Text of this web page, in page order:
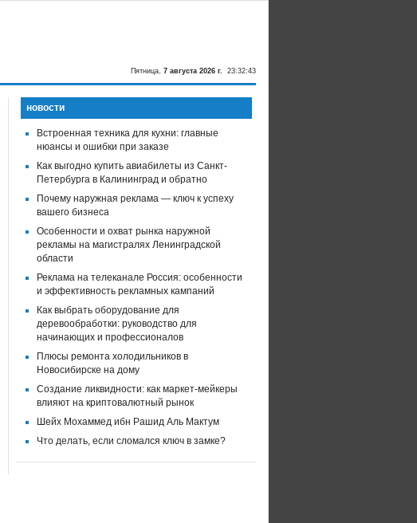
Пятница, 7 августа 2026 г. 23:32:44
новости
Встроенная техника для кухни: главные
нюансы и ошибки при заказе
Как выгодно купить авиабилеты из Санкт-
Петербурга в Калининград и обратно
Почему наружная реклама — ключ к успеху
вашего бизнеса
Особенности и охват рынка наружной
рекламы на магистралях Ленинградской
области
Реклама на телеканале Россия: особенности
и эффективность рекламных кампаний
Как выбрать оборудование для
деревообработки: руководство для
начинающих и профессионалов
Плюсы ремонта холодильников в
Новосибирске на дому
Создание ликвидности: как маркет-мейкеры
влияют на криптовалютный рынок
Шейх Мохаммед ибн Рашид Аль Мактум
Что делать, если сломался ключ в замке?